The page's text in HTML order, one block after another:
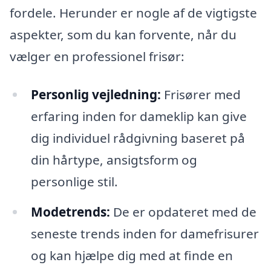
fordele. Herunder er nogle af de vigtigste
aspekter, som du kan forvente, når du
vælger en professionel frisør:
Personlig vejledning: Frisører med
erfaring inden for dameklip kan give
dig individuel rådgivning baseret på
din hårtype, ansigtsform og
personlige stil.
Modetrends: De er opdateret med de
seneste trends inden for damefrisurer
og kan hjælpe dig med at finde en